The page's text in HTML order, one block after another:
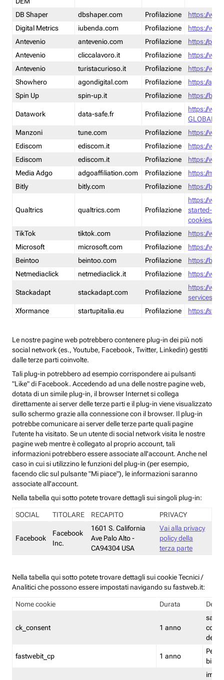
DB Shaper
dbshaper.com Profilazione
https://
Digital Metrics
iubenda.com Profilazione
https://
Antevenio
antevenio.com Profilazione
https://
Antevenio
cliccalavoro.it Profilazione
https://
Antevenio
turistacurioso.it Profilazione
https://
Showhero
agondigital.com Profilazione
https://
Spin Up
spin-up.it Profilazione https://
Datawork data-safe.fr Profilazione
https://
GLOBAL-
Manzoni
tune.com Profilazione
https://
Ediscom
ediscom.it Profilazione
https://
Ediscom
ediscom.it Profilazione
https://
Media Adgo
adgoaffiliation.com Profilazione
https://
Bitly
bitly.com Profilazione https://
Qualtrics qualtrics.com Profilazione
https://
started-
cookies/
TikTok
tiktok.com Profilazione
https://
Microsoft
microsoft.com Profilazione
https://
Beintoo
beintoo.com Profilazione
https://
Netmediaclick
netmediaclick.it Profilazione https://
Stackadapt stackadapt.com Profilazione
https://
services-
Xformance
startupitalia.eu Profilazione https://
Le nostre pagine web potrebbero contenere plug-in dei più noti
social network (es., Youtube, Facebook, Twitter, Linkedin) gestiti
dalle terze parti coinvolte.
Tali plug-in potrebbero ad esempio corrispondere ai pulsanti
"Like" di Facebook. Accedendo ad una delle nostre pagine web,
dotata di un simile plug-in, il browser Internet si collega
direttamente ai server delle terze parti e il plug-in viene visualizzato
sullo schermo grazie alla connessione con il browser. Il plug-in
potrebbe comunicare ai server delle terze parte quali pagine
l'utente ha visitato. Se un utente di social network visita le nostre
pagine web mentre è collegato al proprio account, tali
informazioni potrebbero essere associate all'account. Anche nel
caso in cui si utilizzino le funzioni del plug-in (per esempio,
facendo clic sul pulsante "Mi piace"), le informazioni saranno
associate all'account.
Nella tabella qui sotto potete trovare dettagli sui singoli plug-in:
SOCIAL TITOLARE RECAPITO PRIVACY
Facebook
Facebook
Inc.
1601 S. California
Ave Palo Alto -
CA94304 USA
Vai alla privacy
policy della
terza parte
Nella tabella qui sotto potete trovare dettagli sui cookie Tecnici /
Analitici che possono essere impostati navigando su fastweb.it:
Nome cookie Durata
ck_consent 1 anno
salva
dei
fastwebit_cp 1 anno